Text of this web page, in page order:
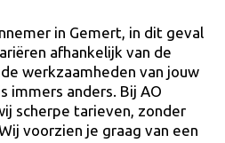
in Gemert, in dit geval
afhankelijk van de
werkzaamheden van jouw
immers anders. Bij AO
scherpe tarieven, zonder
voorzien je graag van een